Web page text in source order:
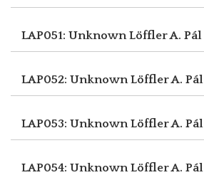
LAP051: UnknownLöffler A. Pál
LAP052: UnknownLöffler A. Pál
LAP053: UnknownLöffler A. Pál
LAP054: UnknownLöffler A. Pál